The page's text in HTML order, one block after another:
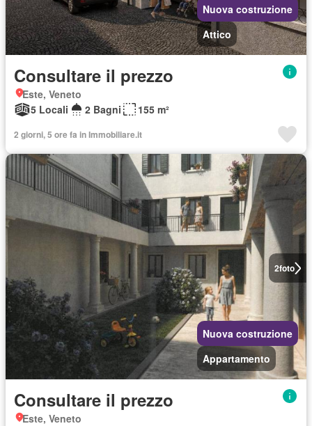
Nuova costruzione
Attico
Consultare il prezzo
Este, Veneto
5 Locali
2 Bagni 155 m²
2 giorni, 5 ore fa in Immobiliare.it
2foto
Nuova costruzione
Appartamento
Consultare il prezzo
Este, Veneto